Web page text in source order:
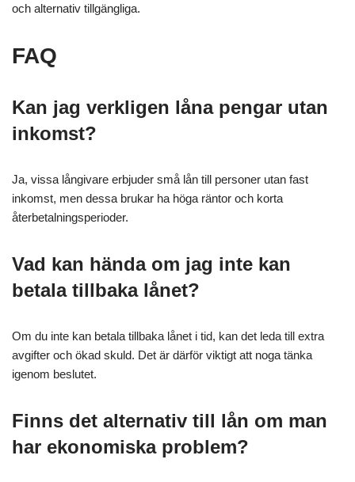
och alternativ tillgängliga.
FAQ
Kan jag verkligen låna pengar utan
inkomst?
Ja, vissa långivare erbjuder små lån till personer utan fast
inkomst, men dessa brukar ha höga räntor och korta
återbetalningsperioder.
Vad kan hända om jag inte kan
betala tillbaka lånet?
Om du inte kan betala tillbaka lånet i tid, kan det leda till extra
avgifter och ökad skuld. Det är därför viktigt att noga tänka
igenom beslutet.
Finns det alternativ till lån om man
har ekonomiska problem?